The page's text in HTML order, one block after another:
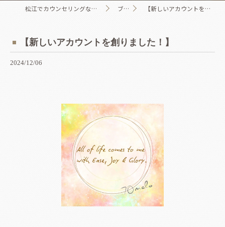
松江でカウンセリングならikoisalon melo ブログ 【新しいアカウントを創りました！】
【新しいアカウントを創りました！】
2024/12/06